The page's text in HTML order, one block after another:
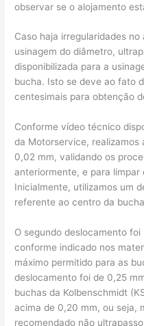
observar se o alojamento
Caso haja irregularidades
usinagem do diâmetro,
disponibilizada para a
bucha. Isto se deve ao fato
centesimais para obtenção
Conforme vídeo técnico
da Motorservice, realizamos
0,02 mm, validando os
anteriormente, e para
Inicialmente, utilizamos um
referente ao centro da
O segundo deslocamento
conforme indicado nos
máximo permitido para as
deslocamento foi de 0,25
buchas da Kolbenschmidt
acima de 0,20 mm, ou seja,
recomendado não